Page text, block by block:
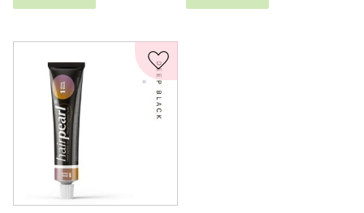
Lägg till i favoriter